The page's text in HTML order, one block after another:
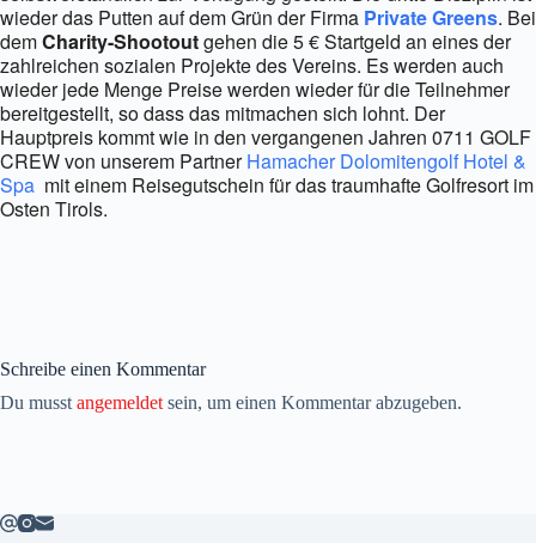
wieder das Putten auf dem Grün der Firma Private Greens. Bei
demCharity-Shootoutgehen die 5 € Startgeld an eines der
zahlreichen sozialen Projekte des Vereins. Es werden auch
wieder jede Menge Preise werden wieder für die Teilnehmer
bereitgestellt, so dass das mitmachen sich lohnt. Der
Hauptpreis kommt wie in den vergangenen Jahren 0711 GOLF
CREW von unserem PartnerHamacher Dolomitengolf Hotel &
Spa mit einem Reisegutschein für das traumhafte Golfresort im
Osten Tirols.
Schreibe einen Kommentar
Du musst angemeldet sein, um einen Kommentar abzugeben.